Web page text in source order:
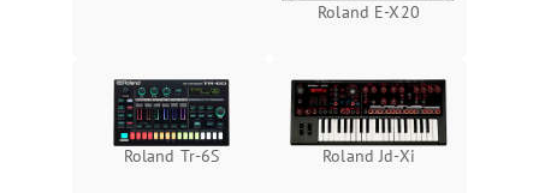
Roland E-X20
Roland Tr-6S Roland Jd-Xi